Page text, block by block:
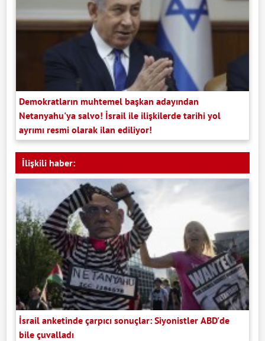
Demokratların muhtemel başkan adayından
Netanyahu'ya salvo! İsrail ile ilişkilerde tarihi yol
ayrımı resmi olarak ilan ediliyor!
İlişkili haber:
İsrail anketinde çarpıcı sonuçlar: Siyonistler ABD'de
bile çuvalladı